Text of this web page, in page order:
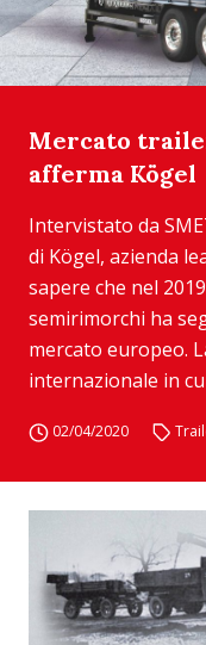
Mercato
afferma Kögel
Intervistato da
di Kögel, azienda
sapere che nel
semirimorchi ha
mercato europeo.
internazionale in
02/04/2020